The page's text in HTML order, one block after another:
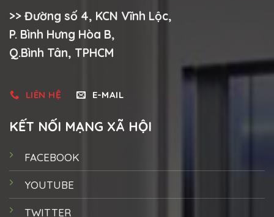
>> Đường số 4, KCN Vĩnh Lộc,
P. Bình Hưng Hòa B,
Q.Bình Tân, TPHCM
LIÊN HỆ E-MAIL
KẾT NỐI MẠNG XÃ HỘI
FACEBOOK
YOUTUBE
TWITTER